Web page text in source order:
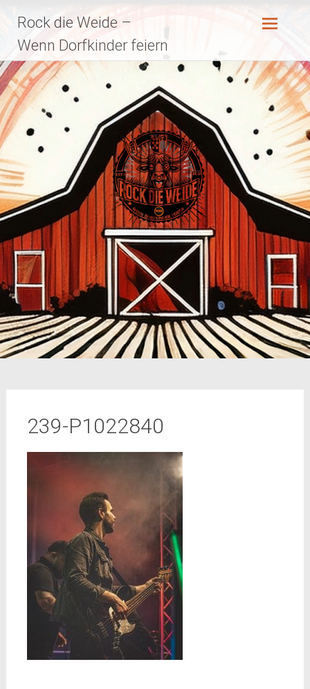
Inhalt
springen
Rock die Weide –
Wenn Dorfkinder feiern
239-P1022840